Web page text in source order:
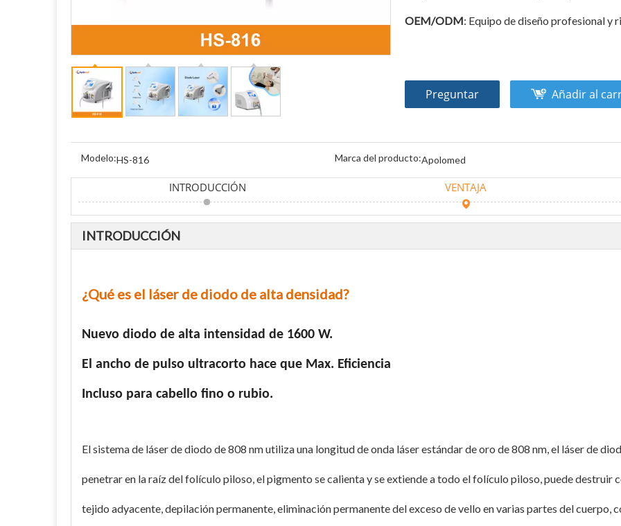
OEM/ODM: Equipo de diseño profesional y
Preguntar Añadir al
Modelo:HS-816 Marca del producto:Apolomed
INTRODUCCIÓN VENTAJA
INTRODUCCIÓN
¿Qué es el láser de diodo de alta densidad?
Nuevo diodo de alta intensidad de 1600 W.
El ancho de pulso ultracorto hace que Max. Eficiencia
Incluso para cabello fino o rubio.
El sistema de láser de diodo de 808 nm utiliza una longitud de onda láser estándar de oro de 808 nm, el láser de
penetrar en la raíz del folículo piloso, el pigmento se calienta y se extiende a todo el folículo piloso, puede destruir
tejido adyacente, depilación permanente, eliminación permanente del exceso de vello en varias partes del cuerpo,